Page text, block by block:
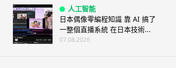
人工智能
日本偶像零編程知識 靠 AI 搞了
一整個直播系統 在日本技術...
07.08.2026